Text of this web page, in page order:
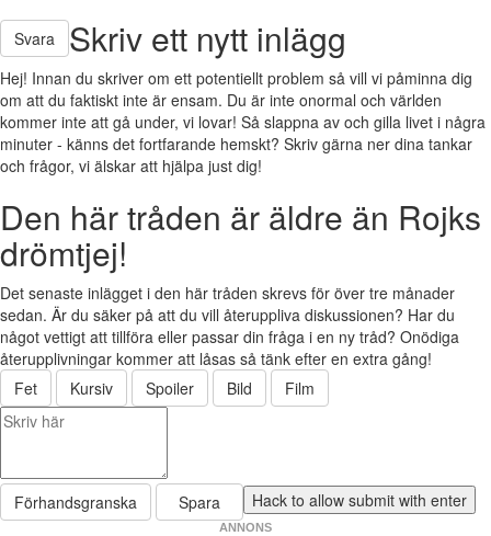
Svara Skriv ett nytt inlägg
Hej! Innan du skriver om ett potentiellt problem så vill vi påminna dig
om att du faktiskt inte är ensam. Du är inte onormal och världen
kommer inte att gå under, vi lovar! Så slappna av och gilla livet i några
minuter - känns det fortfarande hemskt? Skriv gärna ner dina tankar
och frågor, vi älskar att hjälpa just dig!
Den här tråden är äldre än Rojks
drömtjej!
Det senaste inlägget i den här tråden skrevs för över tre månader
sedan. Är du säker på att du vill återuppliva diskussionen? Har du
något vettigt att tillföra eller passar din fråga i en ny tråd? Onödiga
återupplivningar kommer att låsas så tänk efter en extra gång!
Fet
Kursiv Spoiler Bild Film
Förhandsgranska Spara
ANNONS